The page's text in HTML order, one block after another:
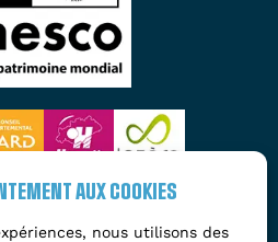
AUX COOKIES
nous utilisons des